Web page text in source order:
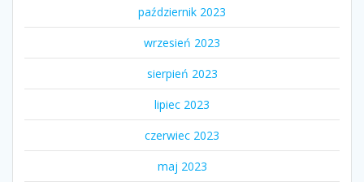
październik 2023
wrzesień 2023
sierpień 2023
lipiec 2023
czerwiec 2023
maj 2023